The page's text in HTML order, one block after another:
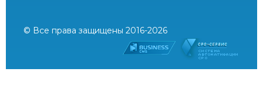
© Все права защищены 2016-2026